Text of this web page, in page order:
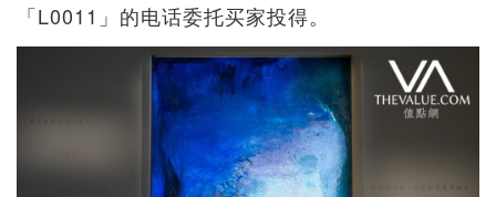
「L0011」的电话委托买家投得。